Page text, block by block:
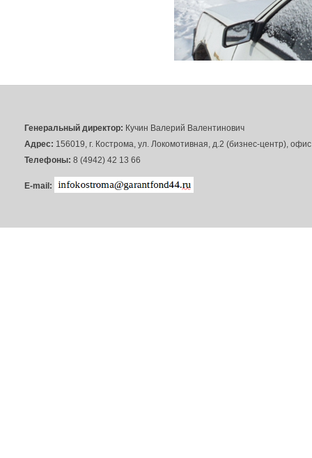
Генеральный директор: Кучин Валерий Валентинович
Адрес: 156019, г. Кострома, ул. Локомотивная, д.2 (бизнес-центр),
Телефоны: 8 (4942) 42 13 66
E-mail: